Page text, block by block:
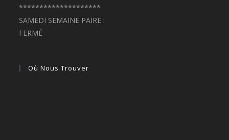
********************
SAMEDI SEMAINE PAIRE :
FERMÉ
Où Nous Trouver